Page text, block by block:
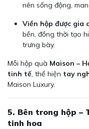
nên sống động,
Viền hộp được gia
bền, đồng thời tạo
trưng bày.
Mỗi hộp quà Maison –
tinh tế, thể hiện tay
Maison Luxury.
5. Bên trong hộp –
tinh hoa